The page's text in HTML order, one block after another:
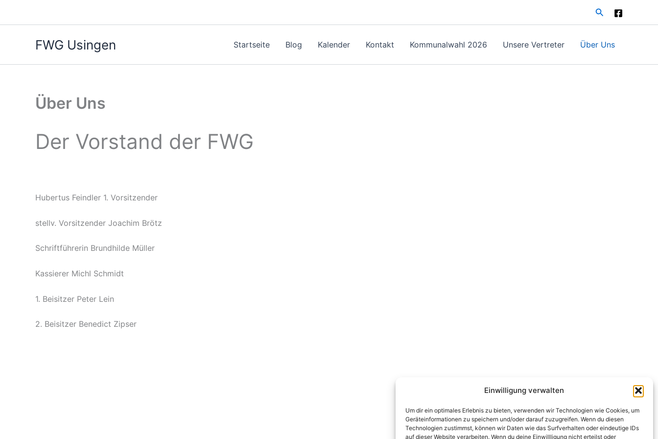
Einwilligung verwalten
Um dir ein optimales Erlebnis zu bieten, verwenden wir Technologien wie Cookies, um
Geräteinformationen zu speichern und/oder darauf zuzugreifen. Wenn du diesen
Technologien zustimmst, können wir Daten wie das Surfverhalten oder eindeutige IDs
auf dieser Website verarbeiten. Wenn du deine Einwillligung nicht erteilst oder
Suchen
FWG Usingen Startseite Blog Kalender Kontakt Kommunalwahl 2026 Unsere Vertreter Über Uns
Über Uns
Der Vorstand der FWG
Hubertus Feindler 1. Vorsitzender
stellv. Vorsitzender Joachim Brötz
Schriftführerin Brundhilde Müller
Kassierer Michl Schmidt
1. Beisitzer Peter Lein
2. Beisitzer Benedict Zipser